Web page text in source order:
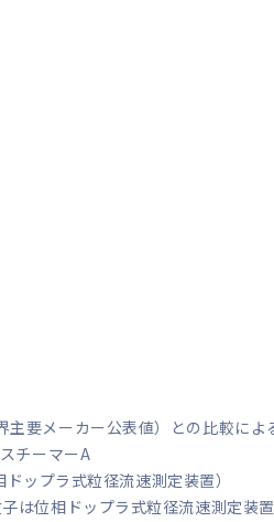
要メーカー公表値）との比較に
チーマーA
ップラ式粒径流速測定装置）
位相ドップラ式粒径流速測定装